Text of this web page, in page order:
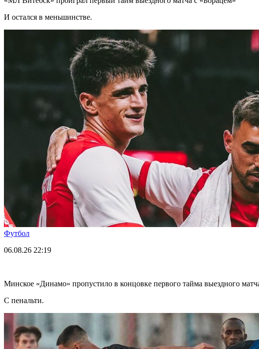
И остался в меньшинстве.
Футбол
06.08.26 22:19
Минское «Динамо» пропустило в концовке первого тайма выездного
С пенальти.